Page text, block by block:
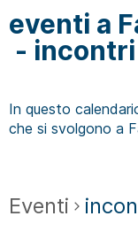
eventi a
-
In questo
che si svolgono a
Eventi